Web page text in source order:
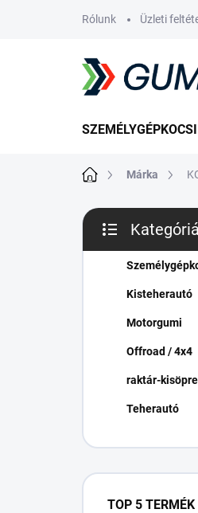
Rólunk Üzleti
SZEMÉLYGÉPKOCSI
Kezdőlap
Márka
O
d
átugrása
Kisteherautó
Motorgumi
Offroad / 4x4
raktár-
Teherautó
TOP 5 TERMÉK